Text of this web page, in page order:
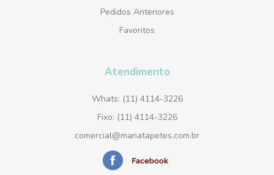
Pedidos Anteriores
Favoritos
Atendimento
Whats: (11) 4114-3226
Fixo: (11) 4114-3226
comercial@manatapetes.com.br